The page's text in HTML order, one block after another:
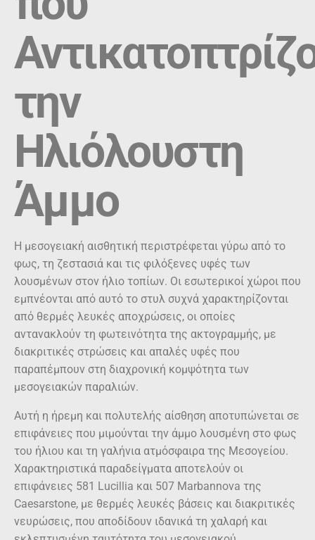
την
Ηλιόλουστη
Άμμο
Η μεσογειακή αισθητική περιστρέφεται γύρω από το
φως, τη ζεστασιά και τις φιλόξενες υφές των
λουσμένων στον ήλιο τοπίων. Οι εσωτερικοί χώροι που
εμπνέονται από αυτό το στυλ συχνά χαρακτηρίζονται
από θερμές λευκές αποχρώσεις, οι οποίες
αντανακλούν τη φωτεινότητα της ακτογραμμής, με
διακριτικές στρώσεις και απαλές υφές που
παραπέμπουν στη διαχρονική κομψότητα των
μεσογειακών παραλιών.
Αυτή η ήρεμη και πολυτελής αίσθηση αποτυπώνεται σε
επιφάνειες που μιμούνται την άμμο λουσμένη στο φως
του ήλιου και τη γαλήνια ατμόσφαιρα της Μεσογείου.
Χαρακτηριστικά παραδείγματα αποτελούν οι
επιφάνειες 581 Lucillia και 507 Marbannova της
Caesarstone, με θερμές λευκές βάσεις και διακριτικές
νευρώσεις, που αποδίδουν ιδανικά τη χαλαρή και
εκλεπτυσμένη ταυτότητα του μεσογειακού